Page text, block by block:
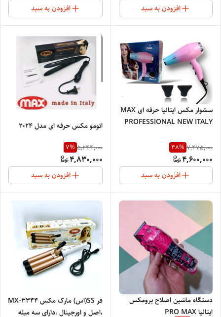
افزودن به سبد افزودن به سبد
سشوار مکس ایتالیا حرفه ای MAX
PROFESSIONAL NEW ITALY
7,475,000
38%
4,600,000
افزودن به سبد
اتومو مکس حرفه ای مدل ۲۰۲۴
5,244,000
7%
4,830,000
افزودن به سبد
دستگاه ماشین اصلاح پرومکس
ایتالیا PRO MAX
فر SS(اس) مارک مکس MX-3344
،اصل و اورجینال ،دارای سه میله